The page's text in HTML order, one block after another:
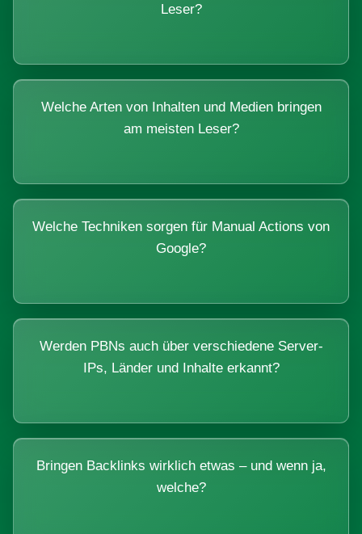
Leser?
Welche Arten von Inhalten und Medien bringen
am meisten Leser?
Welche Techniken sorgen für Manual Actions von
Google?
Werden PBNs auch über verschiedene Server-
IPs, Länder und Inhalte erkannt?
Bringen Backlinks wirklich etwas – und wenn ja,
welche?